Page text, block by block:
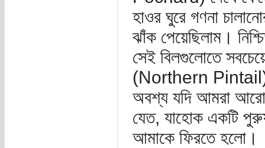
হাওর ঘুরে গণনা
ঝাঁক পেয়েছিলাম।
সেই বিলগুলোতে
(Northern Pintail)
অবশ্য যদি আমরা আরো
যেত, যাহোক একটি
আমাকে ফিরতে হলো।